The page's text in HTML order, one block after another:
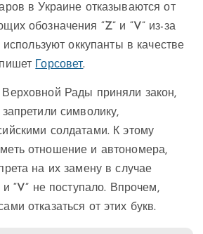
в Украине отказываются от
обозначения “Z” и “V” из-за
используют оккупанты в качестве
Горсовет.
Рады приняли закон,
символику,
солдатами. К этому
отношение и автономера,
на их замену в случае
“V” не поступало. Впрочем,
отказаться от этих букв.